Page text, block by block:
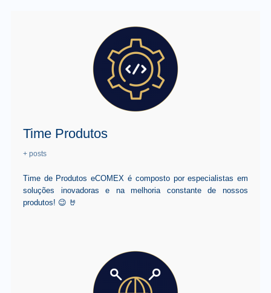
Time Produtos
+ posts
Time de Produtos eCOMEX é composto por especialistas em
soluções inovadoras e na melhoria constante de nossos
produtos! 😉 🤘